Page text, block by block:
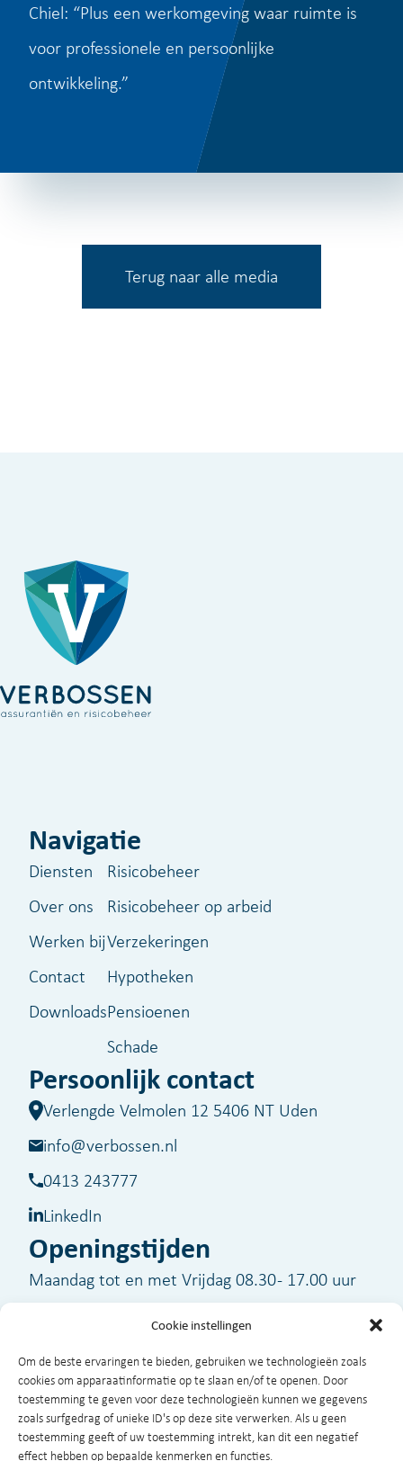
Cookie instellingen
Om de beste ervaringen te bieden, gebruiken we technologieën zoals
cookies om apparaatinformatie op te slaan en/of te openen. Door
toestemming te geven voor deze technologieën kunnen we gegevens
zoals surfgedrag of unieke ID's op deze site verwerken. Als u geen
toestemming geeft of uw toestemming intrekt, kan dit een negatief
effect hebben op bepaalde kenmerken en functies.
Chiel: “Plus een werkomgeving waar ruimte is
voor professionele en persoonlijke
ontwikkeling.”
Terug naar alle media
Navigatie
Diensten
Over ons
Werken bij
Contact
Downloads
Risicobeheer
Risicobeheer op arbeid
Verzekeringen
Hypotheken
Pensioenen
Schade
Persoonlijk contact
Verlengde Velmolen 12 5406 NT Uden
info@verbossen.nl
0413 243777
LinkedIn
Openingstijden
Maandag tot en met Vrijdag 08.30 - 17.00 uur
Buiten kantooruren zijn wij voor spoedgevallen
bereikbaar op telefoonnummer06-51329320
©2026 Verbossen